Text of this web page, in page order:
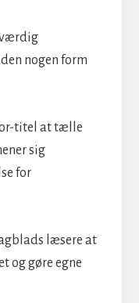
nogen form
titel at tælle
sig
for
læsere at
og gøre egne